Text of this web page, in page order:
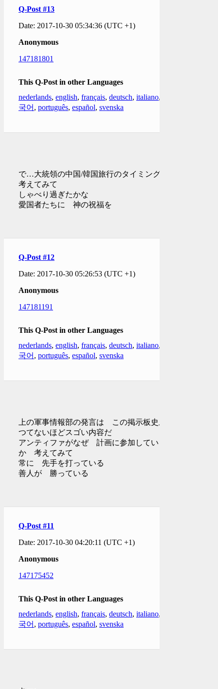
Q-Post #13
Date: 2017-10-30 05:34:36 (UTC +1)
Anonymous
147181801
This Q-Post in other Languages
nederlands, english, français, deutsch, italiano,
국어 , português, español, svenska
で…大統領の中国/韓国旅行のタイミングを
考えてみて
しゃべり過ぎたかな
愛国者たちに 神の祝福を
Q-Post #12
Date: 2017-10-30 05:26:53 (UTC +1)
Anonymous
147181191
This Q-Post in other Languages
nederlands, english, français, deutsch, italiano,
국어 , português, español, svenska
上の軍事情報部の発言は この掲示板史上か
つてないほどスゴい内容だ
アンティファがなぜ 計画に参加しているの
か 考えてみて
常に 先手を打っている
善人が 勝っている
Q-Post #11
Date: 2017-10-30 04:20:11 (UTC +1)
Anonymous
147175452
This Q-Post in other Languages
nederlands, english, français, deutsch, italiano,
국어 , português, español, svenska